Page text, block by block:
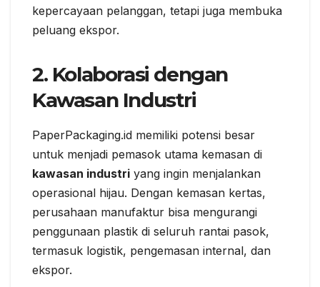
kepercayaan pelanggan, tetapi juga membuka
peluang ekspor.
2. Kolaborasi dengan
Kawasan Industri
PaperPackaging.id memiliki potensi besar
untuk menjadi pemasok utama kemasan di
kawasan industri yang ingin menjalankan
operasional hijau. Dengan kemasan kertas,
perusahaan manufaktur bisa mengurangi
penggunaan plastik di seluruh rantai pasok,
termasuk logistik, pengemasan internal, dan
ekspor.